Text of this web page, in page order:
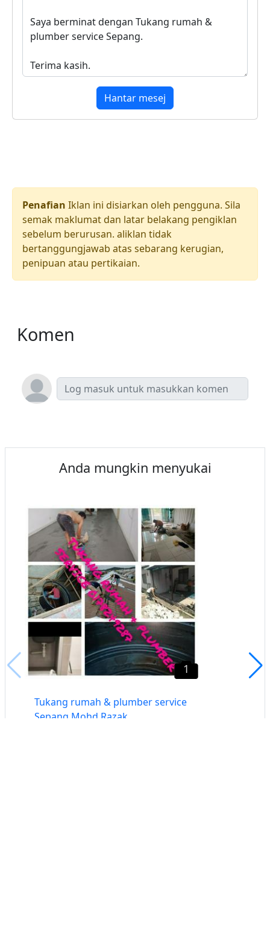
Hantar mesej
Penafian Iklan ini disiarkan oleh pengguna. Sila
semak maklumat dan latar belakang pengiklan
sebelum berurusan. aliklan tidak
bertanggungjawab atas sebarang kerugian,
penipuan atau pertikaian.
Komen
Anda mungkin menyukai
1
Tukang rumah & plumber service
Sepang Mohd Razak